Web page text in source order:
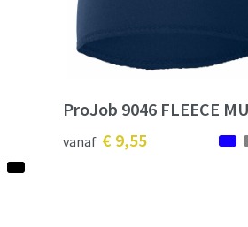
ProJob 9046 FLEECE
vanaf € 9,55